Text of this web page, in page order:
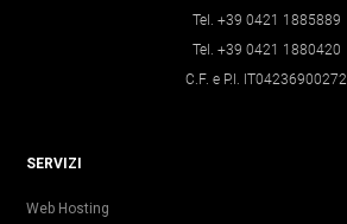
Tel. +39 0421 1885889
Tel. +39 0421 1880420
C.F. e P.I. IT04236900272
SERVIZI
Web Hosting